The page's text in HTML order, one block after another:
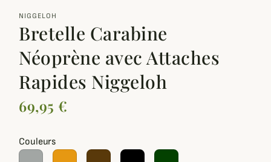
NIGGELOH
Bretelle Carabine
Néoprène avec Attaches
Rapides Niggeloh
69,95 €
Couleurs